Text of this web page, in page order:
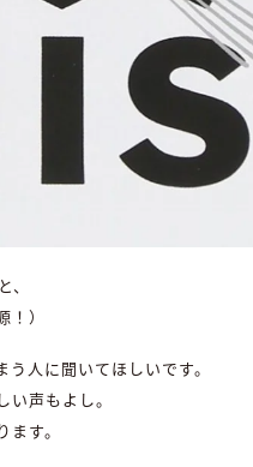
）
人に聞いてほしいです。
声もよし。
す。